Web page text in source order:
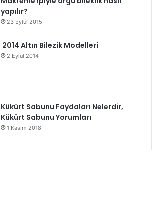
yapılır?
23 Eylül 2015
2014 Altın Bilezik Modelleri
2 Eylül 2014
Kükürt Sabunu Faydaları Nelerdir,
Kükürt Sabunu Yorumları
1 Kasım 2018